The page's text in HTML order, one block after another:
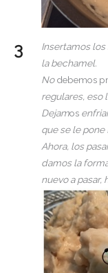
Insertamos los
la bechamel.
Nodebemos
regulares, eso
Dejamos
que se le
Ahora, los
damos la
nuevo a